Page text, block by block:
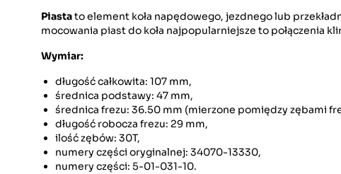
Piastato element koła napędowego, jezdnego lub
mocowania piast do koła najpopularniejsze to połączenia
Wymiar:
długość całkowita: 107 mm,
średnica podstawy: 47 mm,
średnica frezu: 36.50 mm (mierzone pomiędzy zębami
długość robocza frezu: 29 mm,
ilość zębów: 30T,
numery części oryginalnej: 34070-13330,
numery części: 5-01-031-10.